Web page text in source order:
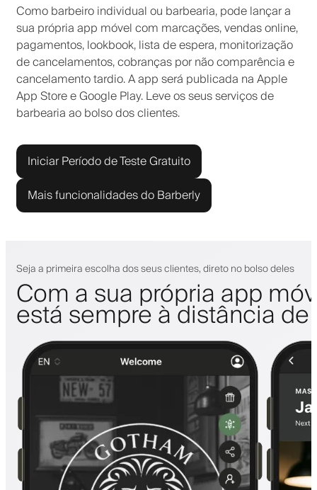
Como barbeiro individual ou barbearia, pode lançar a
sua própria app móvel com marcações, vendas online,
pagamentos, lookbook, lista de espera, monitorização
de cancelamentos, cobranças por não comparência e
cancelamento tardio. A app será publicada na Apple
App Store e Google Play. Leve os seus serviços de
barbearia ao bolso dos clientes.
Iniciar Período de Teste Gratuito
Mais funcionalidades do Barberly
Seja a primeira escolha dos seus clientes, direto no bolso deles
Com a sua própria app
está sempre à distância